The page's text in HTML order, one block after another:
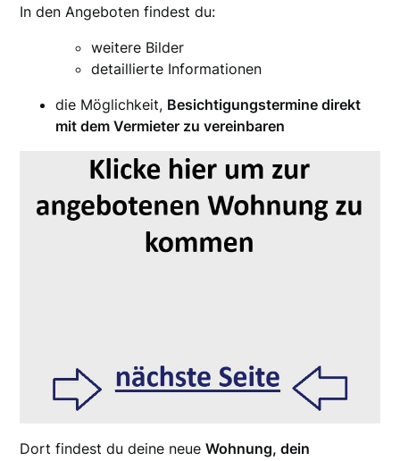
In den Angeboten findest du:
weitere Bilder
detaillierte Informationen
die Möglichkeit, Besichtigungstermine direkt
mit dem Vermieter zu vereinbaren
Dort findest du deine neueWohnung, dein